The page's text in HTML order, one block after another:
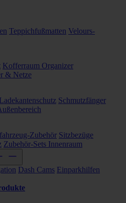
Teppichfußmatten Velours-
Kofferraum Organizer
& Netze
Ladekantenschutz Schmutzfänger
Zubehör Sitzbezüge
Zubehör-Sets Innenraum
Dash Cams Einparkhilfen